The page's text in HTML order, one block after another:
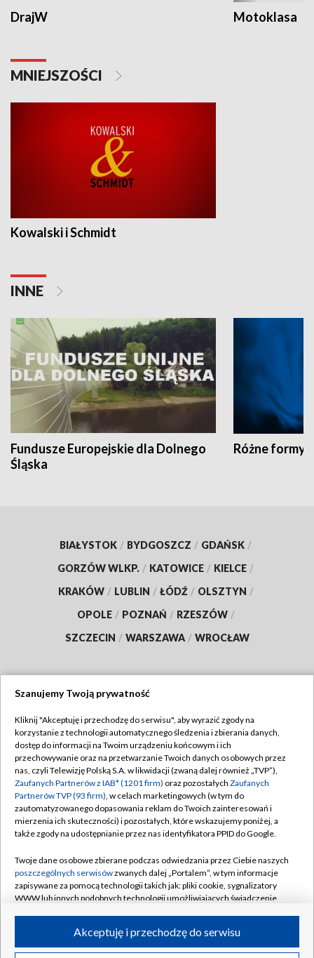
DrajW Motoklasa
MNIEJSZOŚCI
Kowalski i Schmidt
INNE
Fundusze Europejskie dla Dolnego
Śląska
Różne formy
BIAŁYSTOK / BYDGOSZCZ / GDAŃSK /
GORZÓW WLKP. / KATOWICE / KIELCE /
KRAKÓW / LUBLIN / ŁÓDŹ / OLSZTYN /
OPOLE / POZNAŃ / RZESZÓW /
SZCZECIN / WARSZAWA / WROCŁAW
TVP
Abonament TVP
Emisja w TVP
Centrum informacji TVP
Naziemna Telewizja Cyfrowa
Rada Programowa
System NOS
Informacje o nadawcy
Program dla prasy
Regulamin TVP
Polityka prywatności
Moje zgody
Pomoc
Kontakt
Kanały
©2026 Telewizja Polska S.A. w likwidacji
Szanujemy Twoją prywatność
Kliknij "Akceptuję i przechodzę do serwisu", aby wyrazić zgody na
korzystanie z technologii automatycznego śledzenia i zbierania danych,
dostęp do informacji na Twoim urządzeniu końcowym i ich
przechowywanie oraz na przetwarzanie Twoich danych osobowych przez
nas, czyli Telewizję Polską S.A. w likwidacji (zwaną dalej również „TVP”),
Zaufanych Partnerów z IAB* (1201 firm) oraz pozostałych Zaufanych
Partnerów TVP (93 firm), w celach marketingowych (w tym do
zautomatyzowanego dopasowania reklam do Twoich zainteresowań i
mierzenia ich skuteczności) i pozostałych, które wskazujemy poniżej, a
także zgody na udostępnianie przez nas identyfikatora PPID do Google.
Twoje dane osobowe zbierane podczas odwiedzania przez Ciebie naszych
poszczególnych serwisówzwanych dalej „Portalem”, w tym informacje
zapisywane za pomocą technologii takich jak: pliki cookie, sygnalizatory
WWW lub innych podobnych technologii umożliwiających świadczenie
ruchu w Internecie.Akceptuję i przechodzę do serwisu